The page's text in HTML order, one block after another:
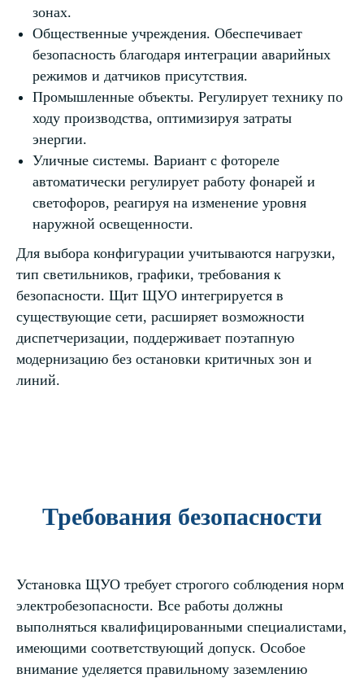
зонах.
Общественные учреждения. Обеспечивает
безопасность благодаря интеграции аварийных
режимов и датчиков присутствия.
Промышленные объекты. Регулирует технику по
ходу производства, оптимизируя затраты
энергии.
Уличные системы. Вариант с фотореле
автоматически регулирует работу фонарей и
светофоров, реагируя на изменение уровня
наружной освещенности.
Для выбора конфигурации учитываются нагрузки,
тип светильников, графики, требования к
безопасности. Щит ЩУО интегрируется в
существующие сети, расширяет возможности
диспетчеризации, поддерживает поэтапную
модернизацию без остановки критичных зон и
линий.
Требования безопасности
Установка ЩУО требует строгого соблюдения норм
электробезопасности. Все работы должны
выполняться квалифицированными специалистами,
имеющими соответствующий допуск. Особое
внимание уделяется правильному заземлению